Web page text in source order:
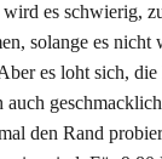
es schwierig,
solange es nicht
es loht sich,
auch
den Rand